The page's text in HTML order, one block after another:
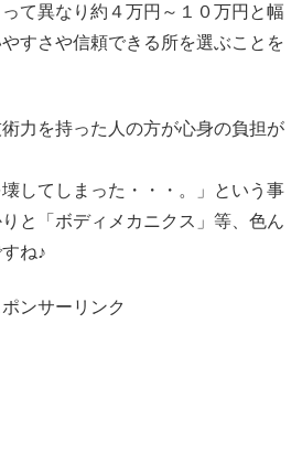
て異なり約４万円～１０万円と幅
すさや信頼できる所を選ぶことを
力を持った人の方が心身の負担が
してしまった・・・。」という事
と「ボディメカニクス」等、色ん
ね♪
ポンサーリンク